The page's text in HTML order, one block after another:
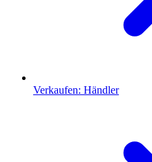
Verkaufen: Händler